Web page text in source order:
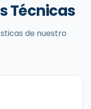
Técnicas
de nuestro